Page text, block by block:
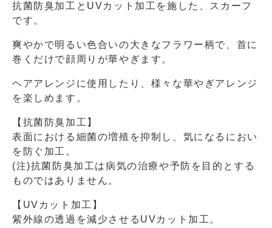
抗菌防臭加工とUVカット加工を施した、スカーフ
です。
爽やかで明るい色合いの大きなフラワー柄で、首に
巻くだけで顔周りが華やぎます。
ヘアアレンジに使用したり、様々な華やぎアレンジ
を楽しめます。
【抗菌防臭加工】
表面における細菌の増殖を抑制し、気になるにおい
を防ぐ加工。
(注)抗菌防臭加工は病気の治療や予防を目的とする
ものではありません。
【UVカット加工】
紫外線の透過を減少させるUVカット加工。